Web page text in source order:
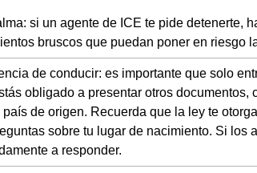
si un agente de ICE te pide detenerte,
bruscos que puedan poner en riesgo
de conducir: es importante que solo
obligado a presentar otros documentos,
país de origen. Recuerda que la ley te
sobre tu lugar de nacimiento. Si los
a responder.